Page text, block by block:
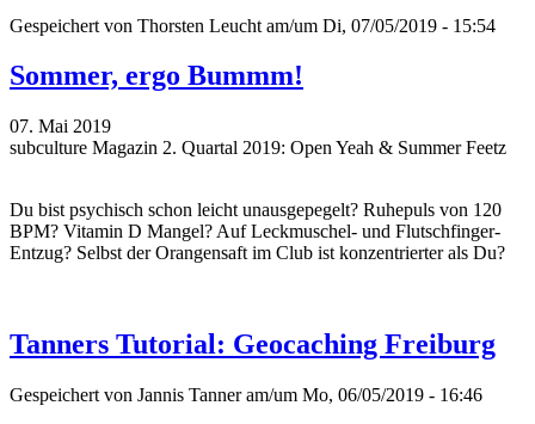
Gespeichert von Thorsten Leucht am/um Di, 07/05/2019 - 15:54
Sommer, ergo Bummm!
07. Mai 2019
subculture Magazin 2. Quartal 2019: Open Yeah & Summer Feetz
Du bist psychisch schon leicht unausgepegelt? Ruhepuls von 120
BPM? Vitamin D Mangel? Auf Leckmuschel- und Flutschfinger-
Entzug? Selbst der Orangensaft im Club ist konzentrierter als Du?
Tanners Tutorial: Geocaching Freiburg
Gespeichert von Jannis Tanneram/um Mo, 06/05/2019 - 16:46